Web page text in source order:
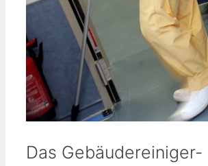
Das Gebäudereiniger-